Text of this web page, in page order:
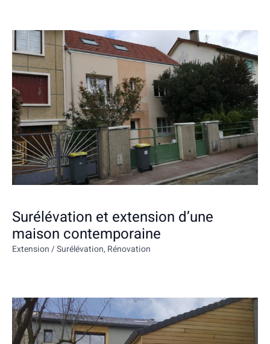
Surélévation et extension d’une
maison contemporaine
Extension / Surélévation, Rénovation